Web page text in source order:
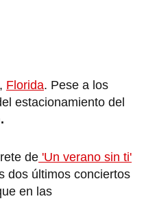
Florida. Pese a los
estacionamiento del
de 'Un verano sin ti'
dos últimos conciertos
en las